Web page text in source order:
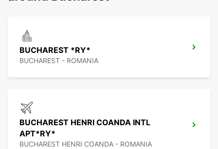
BUCHAREST *RY*
BUCHAREST - ROMANIA
BUCHAREST HENRI COANDA INTL
APT*RY*
BUCHAREST HENRI COANDA - ROMANIA